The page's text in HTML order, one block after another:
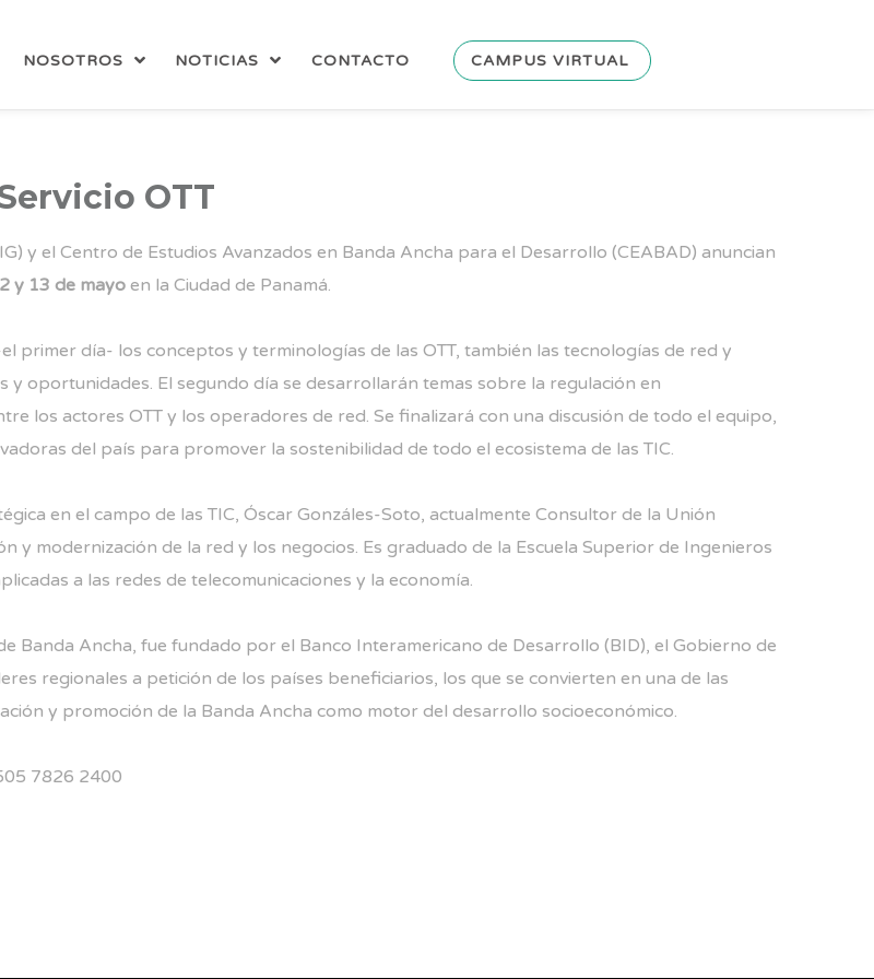
NOSOTROS NOTICIAS CONTACTO CAMPUS VIRTUAL
OTT
y el Centro de Estudios Avanzados en Banda Ancha para el Desarrollo (CEABAD) anuncian
y 13 de mayoen la Ciudad de Panamá.
primer día- los conceptos y terminologías de las OTT, también las tecnologías de red y
y oportunidades. El segundo día se desarrollarán temas sobre la regulación en
los actores OTT y los operadores de red. Se finalizará con una discusión de todo el equipo,
del país para promover la sostenibilidad de todo el ecosistema de las TIC.
en el campo de las TIC, Óscar Gonzáles-Soto, actualmente Consultor de la Unión
y modernización de la red y los negocios. Es graduado de la Escuela Superior de Ingenieros
a las redes de telecomunicaciones y la economía.
Banda Ancha, fue fundado por el Banco Interamericano de Desarrollo (BID), el Gobierno de
regionales a petición de los países beneficiarios, los que se convierten en una de las
y promoción de la Banda Ancha como motor del desarrollo socioeconómico.
7826 2400